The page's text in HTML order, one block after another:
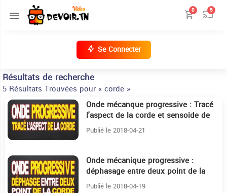
0 5
Se Connecter
Résultats de recherche
5 Résultats Trouvées pour « corde »
17:2 Onde mécanque progressive : Tracé
l'aspect de la corde et sensoide de
mouvement
Publié le 2018-04-21
16:35 Onde mécanique progressive :
déphasage entre deux point de la
corde
Publié le 2018-04-19